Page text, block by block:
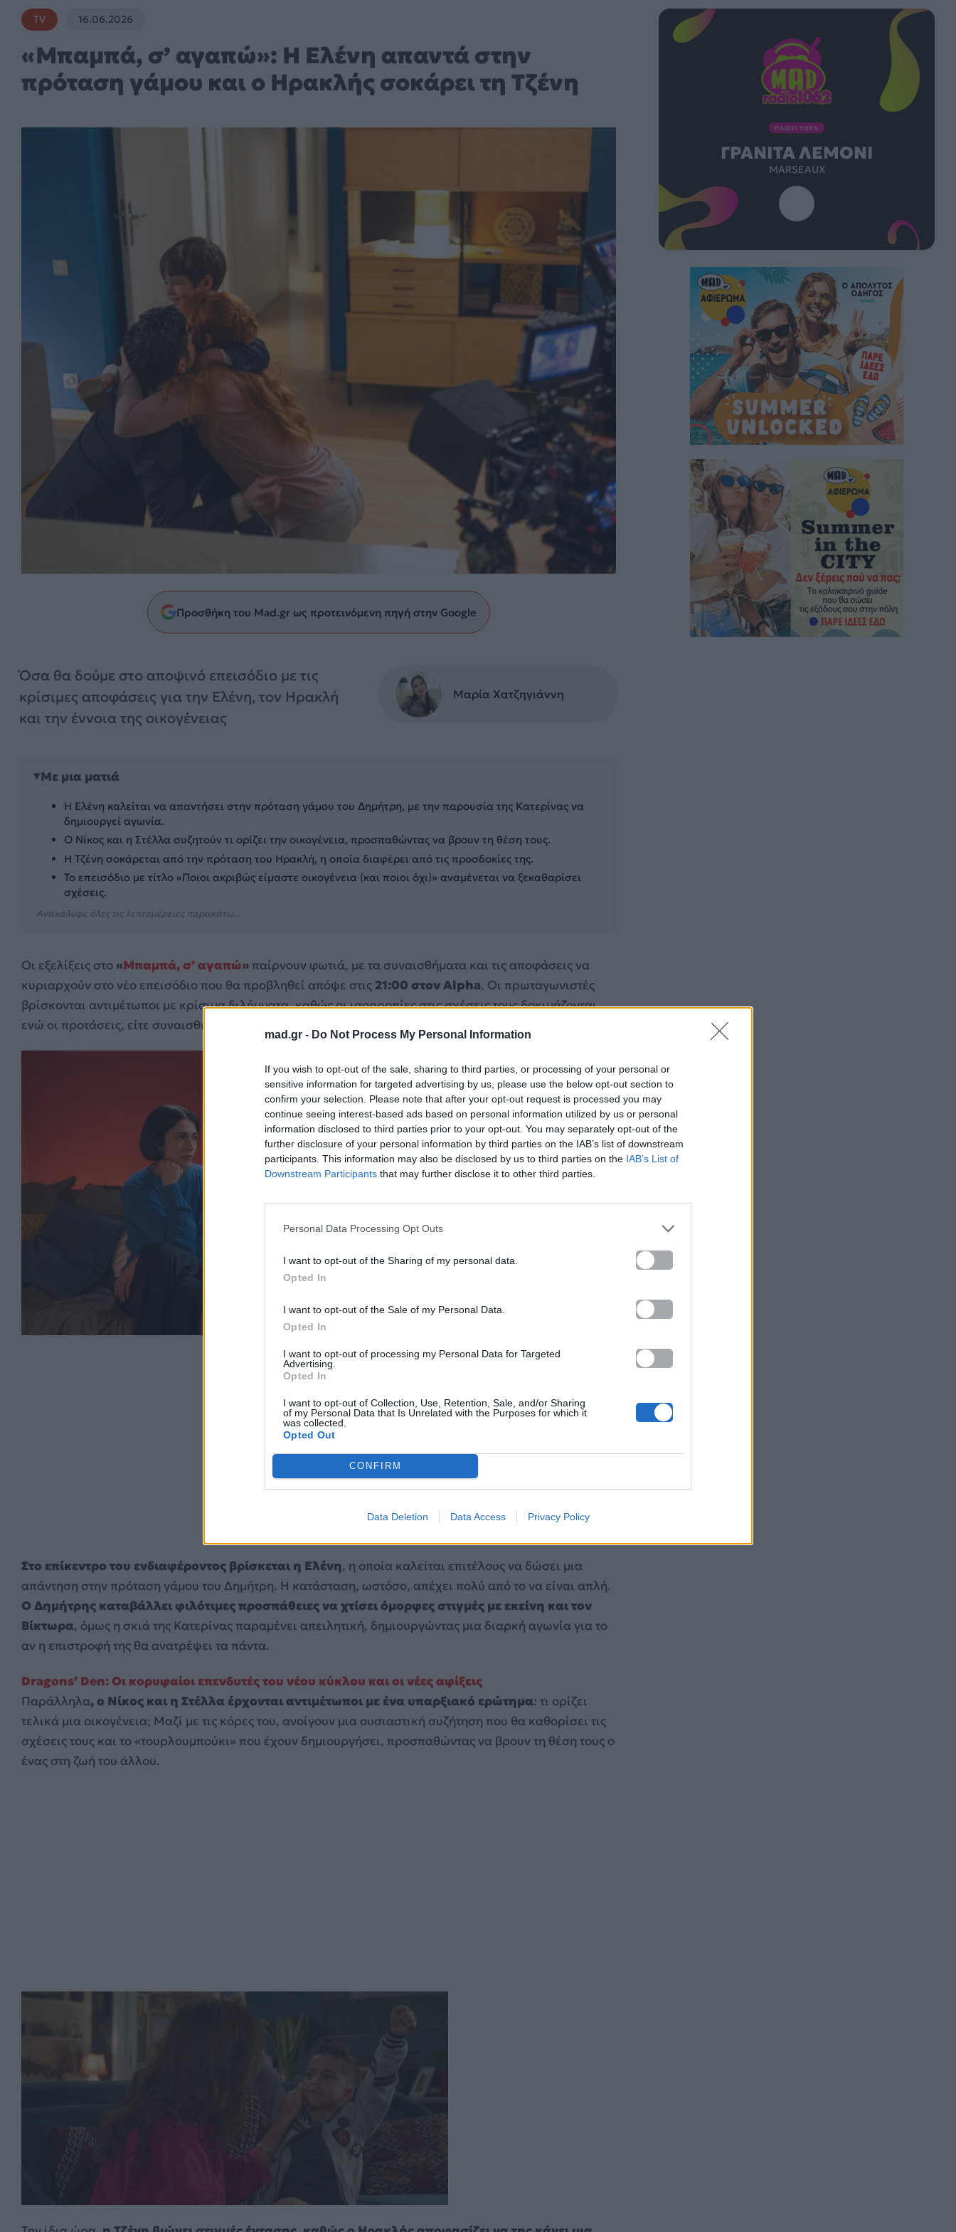
mad.gr - Do Not Process My Personal Information
If you wish to opt-out of the sale, sharing to third parties, or processing of your personal or
sensitive information for targeted advertising by us, please use the below opt-out section to
confirm your selection. Please note that after your opt-out request is processed you may
continue seeing interest-based ads based on personal information utilized by us or personal
information disclosed to third parties prior to your opt-out. You may separately opt-out of the
further disclosure of your personal information by third parties on the IAB’s list of downstream
participants. This information may also be disclosed by us to third parties on the IAB’s List of
Downstream Participants that may further disclose it to other third parties.
Personal Data Processing Opt Outs
I want to opt-out of the Sharing of my personal data.
Opted In
I want to opt-out of the Sale of my Personal Data.
Opted In
I want to opt-out of processing my Personal Data for Targeted
Advertising.
Opted In
I want to opt-out of Collection, Use, Retention, Sale, and/or Sharing
of my Personal Data that Is Unrelated with the Purposes for which it
was collected.
Opted Out
CONFIRM
Data Deletion Data Access Privacy Policy
TV 16.06.2026
«Μπαμπά, σ’ αγαπώ»: Η Ελένη απαντά στην
πρόταση γάμου και ο Ηρακλής σοκάρει τη Τζένη
Προσθήκη του Mad.gr ως προτεινόμενη πηγή στην Google
Όσα θα δούμε στο αποψινό επεισόδιο με τις
κρίσιμες αποφάσεις για την Ελένη, τον Ηρακλή
και την έννοια της οικογένειας
Μαρία Χατζηγιάννη
Με μια ματιά
Η Ελένη καλείται να απαντήσει στην πρόταση γάμου του Δημήτρη, με την παρουσία της Κατερίνας να
δημιουργεί αγωνία.
Ο Νίκος και η Στέλλα συζητούν τι ορίζει την οικογένεια, προσπαθώντας να βρουν τη θέση τους.
Η Τζένη σοκάρεται από την πρόταση του Ηρακλή, η οποία διαφέρει από τις προσδοκίες της.
Το επεισόδιο με τίτλο «Ποιοι ακριβώς είμαστε οικογένεια (και ποιοι όχι)» αναμένεται να ξεκαθαρίσει
σχέσεις.
Ανακάλυψε όλες τις λεπτομέρειες παρακάτω...
Οι εξελίξεις στο«Μπαμπά, σ’ αγαπώ» παίρνουν φωτιά, με τα συναισθήματα και τις αποφάσεις να
κυριαρχούν στο νέο επεισόδιο που θα προβληθεί απόψε στις 21:00 στον Alpha. Οι πρωταγωνιστές
βρίσκονται αντιμέτωποι με κρίσιμα διλήμματα, καθώς οι ισορροπίες στις σχέσεις τους δοκιμάζονται,
ενώ οι προτάσεις, είτε συναισθηματικές είτε πρακτικές, φέρνουν τα πάνω κάτω.
Στο επίκεντρο του ενδιαφέροντος βρίσκεται η Ελένη, η οποία καλείται επιτέλους να δώσει μια
απάντηση στην πρόταση γάμου του Δημήτρη. Η κατάσταση, ωστόσο, απέχει πολύ από το να είναι απλή.
Ο Δημήτρης καταβάλλει φιλότιμες προσπάθειες να χτίσει όμορφες στιγμές με εκείνη και τον
Βίκτωρα, όμως η σκιά της Κατερίνας παραμένει απειλητική, δημιουργώντας μια διαρκή αγωνία για το
αν η επιστροφή της θα ανατρέψει τα πάντα.
Dragons’ Den: Οι κορυφαίοι επενδυτές του νέου κύκλου και οι νέες αφίξεις
Παράλληλα, ο Νίκος και η Στέλλα έρχονται αντιμέτωποι με ένα υπαρξιακό ερώτημα: τι ορίζει
τελικά μια οικογένεια; Μαζί με τις κόρες του, ανοίγουν μια ουσιαστική συζήτηση που θα καθορίσει τις
σχέσεις τους και το «τουρλουμπούκι» που έχουν δημιουργήσει, προσπαθώντας να βρουν τη θέση τους ο
ένας στη ζωή του άλλου.
ΠΑΙΖΕΙ ΤΩΡΑ
ΓΡΑΝΊΤΑ ΛΕΜΌΝΙ
MARSEAUX